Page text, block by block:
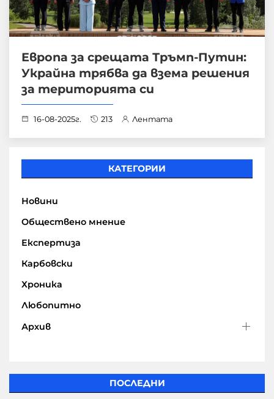
Европа за срещата Тръмп-Путин:
Украйна трябва да взема решения
за територията си
16-08-2025г. 213 Лентата
КАТЕГОРИИ
Новини
Обществено мнение
Експертиза
Карбовски
Хроника
Любопитно
Архив
ПОСЛЕДНИ